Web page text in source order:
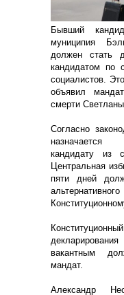
Бывший
муниципия
должен стать
кандидатом по
социалистов.
объявил
смерти
Согласно
кандидату из
Центральная
пяти дней
вакантным
мандат.
Александр